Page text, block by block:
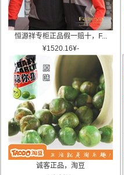
恒源祥专柜正品假一赔十，F...
¥1520.16¥-
诚客正品，淘豆